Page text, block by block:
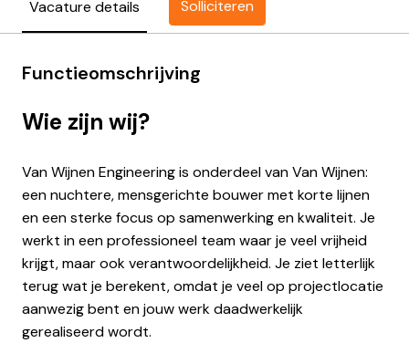
Vacature details Solliciteren
Functieomschrijving
Wie zijn wij?
Van Wijnen Engineering is onderdeel van Van Wijnen:
een nuchtere, mensgerichte bouwer met korte lijnen
en een sterke focus op samenwerking en kwaliteit. Je
werkt in een professioneel team waar je veel vrijheid
krijgt, maar ook verantwoordelijkheid. Je ziet letterlijk
terug wat je berekent, omdat je veel op projectlocatie
aanwezig bent en jouw werk daadwerkelijk
gerealiseerd wordt.